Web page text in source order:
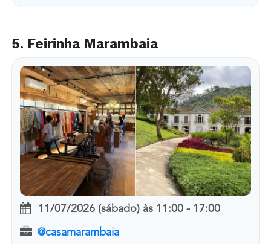
5. Feirinha Marambaia
11/07/2026 (sábado) às 11:00 - 17:00
@casamarambaia